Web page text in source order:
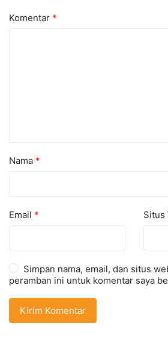
Komentar *
Nama *
Email * Situs
Simpan nama, email, dan situs
peramban ini untuk komentar saya